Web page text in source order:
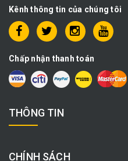
Kênh thông tin của chúng tôi
Chấp nhận thanh toán
THÔNG TIN
CHÍNH SÁCH